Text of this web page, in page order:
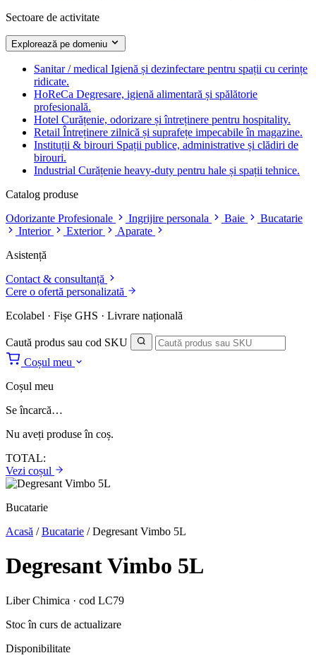
Sectoare de activitate
Explorează pe domeniu
Sanitar / medical Igienă și dezinfectare pentru spații cu cerințe
ridicate.
HoReCa Degresare, igienă alimentară și spălătorie
profesională.
Hotel Curățenie, odorizare și întreținere pentru hospitality.
Retail Întreținere zilnică și suprafețe impecabile în magazine.
Instituții & birouri Spații publice, administrative și clădiri de
birouri.
Industrial Curățenie heavy-duty pentru hale și spații tehnice.
Catalog produse
Odorizante Profesionale
Ingrijire personala Baie
Bucatarie
Interior
Exterior
Aparate
Asistență
Contact & consultanță
Cere o ofertă personalizată
Ecolabel · Fișe GHS · Livrare națională
Caută produs sau cod SKU
Coșul meu
Coșul meu
Se încarcă…
Nu aveți produse în coș.
TOTAL:
Vezi coșul
Bucatarie
Acasă /Bucatarie /Degresant Vimbo 5L
Degresant Vimbo 5L
Liber Chimica · cod LC79
Stoc în curs de actualizare
Disponibilitate